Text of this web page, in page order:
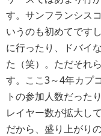
す。サンフランシス
いうのも初めてです
に行ったり、ドバイ
た（笑）。ただそれ
す。ここ3～4年カプ
トの参加人数だった
レイヤー数が拡大し
だから、盛り上がり